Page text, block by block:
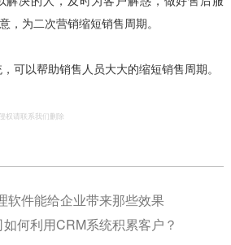
，为二次营销缩短销售周期。
可以帮助销售人员大大的缩短销售周期。
权请联系我们删除
软件能给企业带来那些效果
何利用CRM系统积累客户？